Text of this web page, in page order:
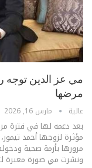
مي عز الدين توجه
مرضها
عالية مارس 16, 2026
بعد دعمه لها في فترة
مؤثرة لزوجها أحمد
مرورها بأزمة صحية
ونشرت مي صورة معبرة